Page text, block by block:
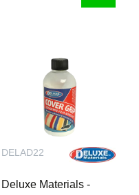
DELAD22
Deluxe Materials -